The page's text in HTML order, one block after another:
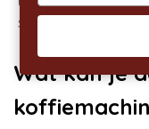
Sage koffiemachine
Wat kan je
email